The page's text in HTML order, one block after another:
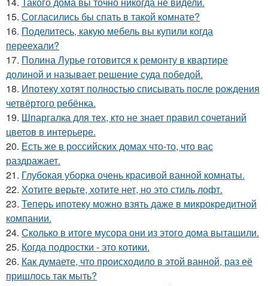
15. Согласились бы спать в такой комнате?
16. Поделитесь, какую мебель вы купили когда
переехали?
17. Полина Лурье готовится к ремонту в квартире
долиной и называет решение суда победой.
18. Ипотеку хотят полностью списывать после рождения
четвёртого ребёнка.
19. Шпаргалка для тех, кто не знает правил сочетаний
цветов в интерьере.
20. Есть же в российских домах что-то, что вас
раздражает.
21. Глубокая уборка очень красивой ванной комнаты.
22. Хотите верьте, хотите нет, но это стиль лофт.
23. Теперь ипотеку можно взять даже в микрокредитной
компании.
24. Сколько в итоге мусора они из этого дома вытащили.
25. Когда подростки - это котики.
26. Как думаете, что происходило в этой ванной, раз её
пришлось так мыть?